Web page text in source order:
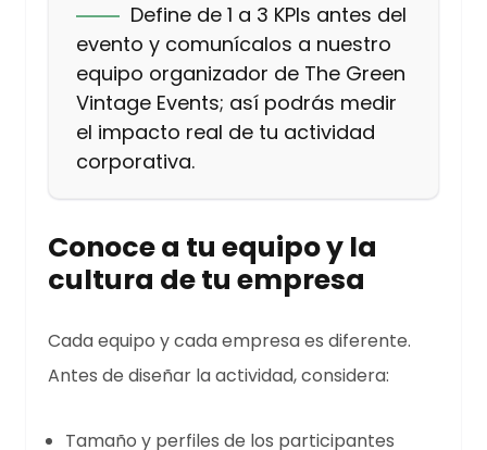
Define de 1 a 3 KPIs antes del
evento y comunícalos a nuestro
equipo organizador de The Green
Vintage Events; así podrás medir
el impacto real de tu actividad
corporativa.
Conoce a tu equipo y la
cultura de tu empresa
Cada equipo y cada empresa es diferente.
Antes de diseñar la actividad, considera:
Tamaño y perfiles de los participantes